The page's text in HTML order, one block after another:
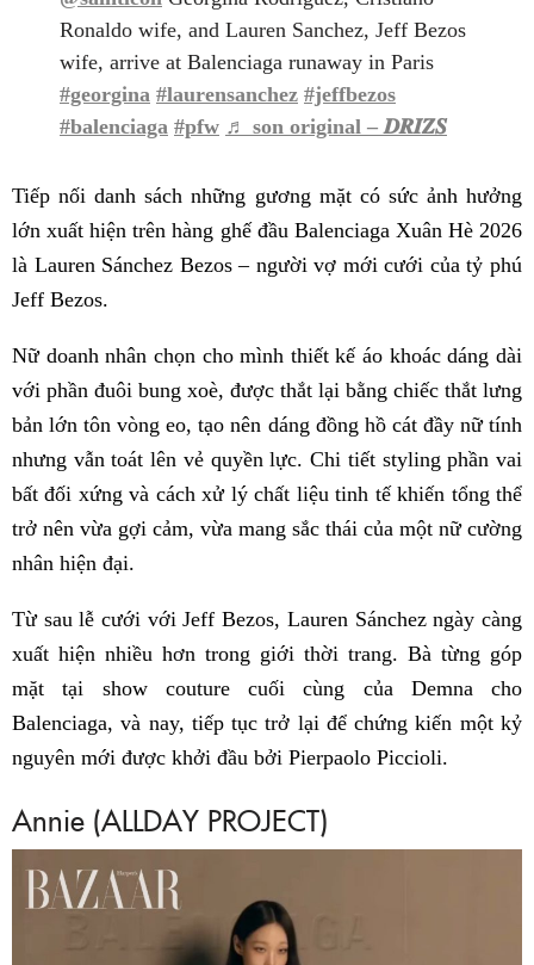
Ronaldo wife, and Lauren Sanchez, Jeff Bezos
wife, arrive at Balenciaga runaway in Paris
#georgina #laurensanchez #jeffbezos
#balenciaga #pfw ♬ son original – 𝑫𝑹𝑰𝒁𝑺
Tiếp nối danh sách những gương mặt có sức ảnh hưởng
lớn xuất hiện trên hàng ghế đầu Balenciaga Xuân Hè 2026
là Lauren Sánchez Bezos – người vợ mới cưới của tỷ phú
Jeff Bezos.
Nữ doanh nhân chọn cho mình thiết kế áo khoác dáng dài
với phần đuôi bung xoè, được thắt lại bằng chiếc thắt lưng
bản lớn tôn vòng eo, tạo nên dáng đồng hồ cát đầy nữ tính
nhưng vẫn toát lên vẻ quyền lực. Chi tiết styling phần vai
bất đối xứng và cách xử lý chất liệu tinh tế khiến tổng thể
trở nên vừa gợi cảm, vừa mang sắc thái của một nữ cường
nhân hiện đại.
Từ sau lễ cưới với Jeff Bezos, Lauren Sánchez ngày càng
xuất hiện nhiều hơn trong giới thời trang. Bà từng góp
mặt tại show couture cuối cùng của Demna cho
Balenciaga, và nay, tiếp tục trở lại để chứng kiến một kỷ
nguyên mới được khởi đầu bởi Pierpaolo Piccioli.
Annie (ALLDAY PROJECT)